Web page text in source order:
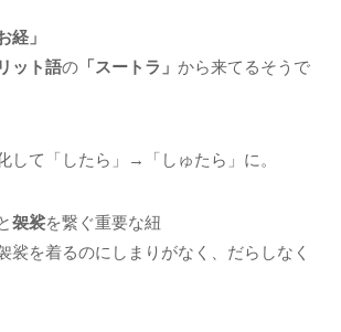
経」
ット語の 「スートラ」 から来てるそうで
して「したら」→「しゅたら」に。
袈裟を繋ぐ重要な紐
裟を着るのにしまりがなく、だらしなく